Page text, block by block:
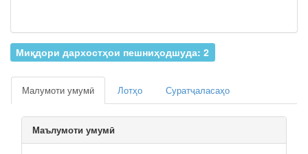
Миқдори дархостҳои пешниҳодшуда: 2
Малумоти умумӣ Лотҳо Суратҷаласаҳо
Маълумоти умумӣ